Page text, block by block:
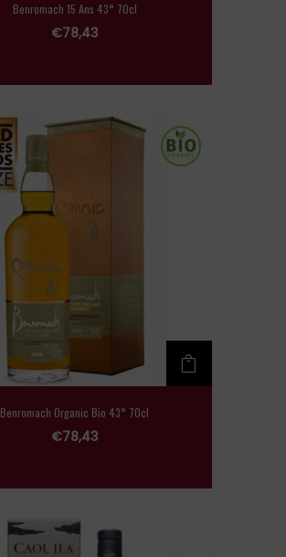
Benromach 15 Ans 43° 70cl
€78,43
Benromach Organic Bio 43° 70cl
€78,43